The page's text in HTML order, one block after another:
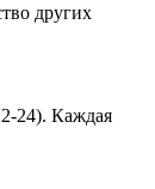
других
24). Каждая